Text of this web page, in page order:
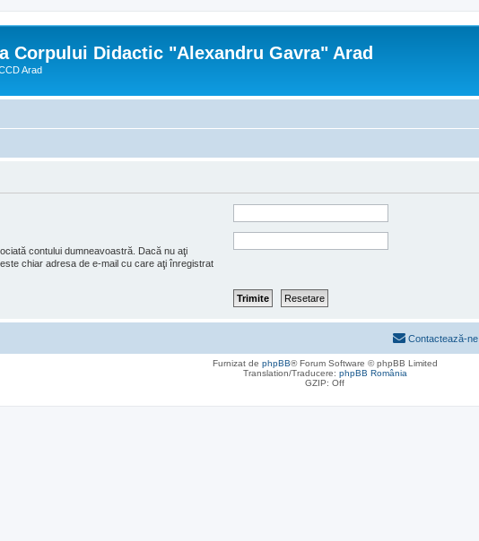
Corpului Didactic "Alexandru Gavra" Arad
Arad
contului dumneavoastră. Dacă nu aţi
chiar adresa de e-mail cu care aţi înregistrat
Contactează-ne
Furnizat de phpBB® Forum Software © phpBB Limited
Translation/Traducere: phpBB România
GZIP: Off